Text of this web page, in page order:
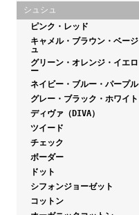
シュシュ
ピンク・レッド
キャメル・ブラウン・ベージ
ュ
グリーン・オレンジ・イエロ
ー
ネイビー・ブルー・パープル
グレー・ブラック・ホワイト
ディヴァ（DIVA）
ツイード
チェック
ボーダー
ドット
シフォンジョーゼット
コットン